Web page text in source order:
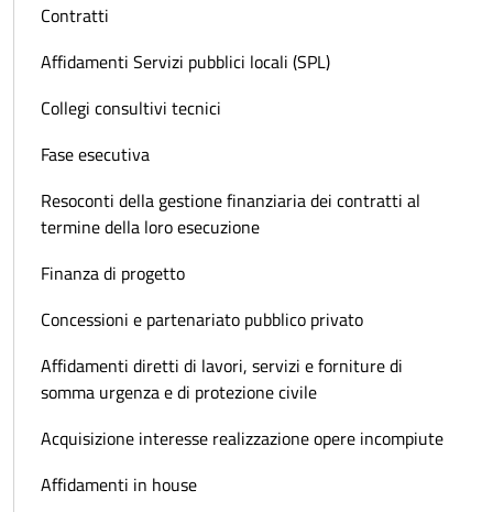
Contratti
Affidamenti Servizi pubblici locali (SPL)
Collegi consultivi tecnici
Fase esecutiva
Resoconti della gestione finanziaria dei contratti al
termine della loro esecuzione
Finanza di progetto
Concessioni e partenariato pubblico privato
Affidamenti diretti di lavori, servizi e forniture di
somma urgenza e di protezione civile
Acquisizione interesse realizzazione opere incompiute
Affidamenti in house